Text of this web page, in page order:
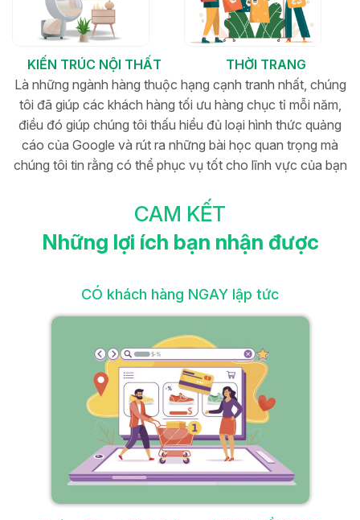
KIẾN TRÚC NỘI THẤT
THỜI TRANG
Là những ngành hàng thuộc hạng cạnh tranh nhất, chúng
tôi đã giúp các khách hàng tối ưu hàng chục tỉ mỗi năm,
điều đó giúp chúng tôi thấu hiểu đủ loại hình thức quảng
cáo của Google và rút ra những bài học quan trọng mà
chúng tôi tin rằng có thể phục vụ tốt cho lĩnh vực của bạn
CAM KẾT
Những lợi ích bạn nhận được
CÓ khách hàng NGAY lập tức